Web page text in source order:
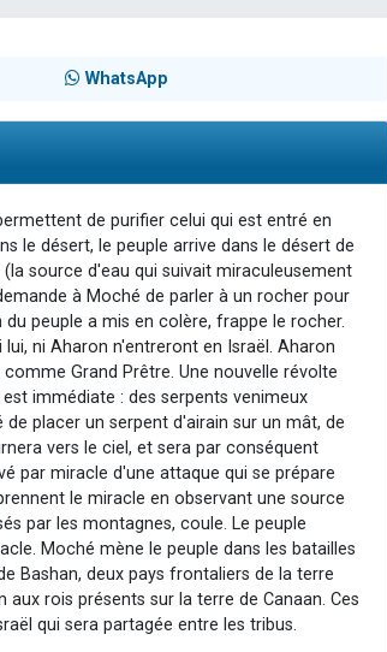
WhatsApp
de purifier celui qui est entré en
le désert, le peuple arrive dans le désert de
source d'eau qui suivait miraculeusement
à Moché de parler à un rocher pour
peuple a mis en colère, frappe le rocher.
ni Aharon n'entreront en Israël. Aharon
Grand Prêtre. Une nouvelle révolte
immédiate : des serpents venimeux
placer un serpent d'airain sur un mât, de
vers le ciel, et sera par conséquent
par miracle d'une attaque qui se prépare
le miracle en observant une source
par les montagnes, coule. Le peuple
Moché mène le peuple dans les batailles
Bashan, deux pays frontaliers de la terre
rois présents sur la terre de Canaan. Ces
qui sera partagée entre les tribus.